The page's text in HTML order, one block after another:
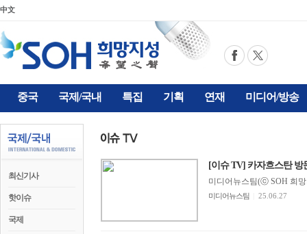
中文
중국 국제/국내 특집 기획 연재 미디어/방송
최신기사
핫이슈
국제
[이슈 TV] 카자흐스탄 방
미디어뉴스팀(ⓒ SOH 희망
미디어뉴스팀 25.06.27